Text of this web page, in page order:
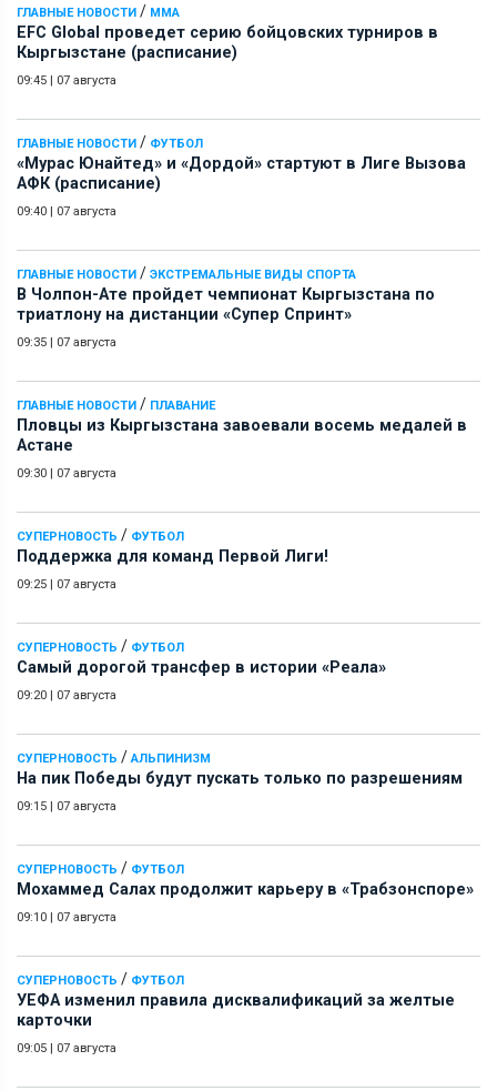
ГЛАВНЫЕ НОВОСТИ / ММА
EFC Global проведет серию бойцовских турниров в
Кыргызстане (расписание)
09:45 | 07 августа
ГЛАВНЫЕ НОВОСТИ / ФУТБОЛ
«Мурас Юнайтед» и «Дордой» стартуют в Лиге Вызова
АФК (расписание)
09:40 | 07 августа
ГЛАВНЫЕ НОВОСТИ / ЭКСТРЕМАЛЬНЫЕ ВИДЫ СПОРТА
В Чолпон-Ате пройдет чемпионат Кыргызстана по
триатлону на дистанции «Супер Спринт»
09:35 | 07 августа
ГЛАВНЫЕ НОВОСТИ / ПЛАВАНИЕ
Пловцы из Кыргызстана завоевали восемь медалей в
Астане
09:30 | 07 августа
СУПЕРНОВОСТЬ / ФУТБОЛ
Поддержка для команд Первой Лиги!
09:25 | 07 августа
СУПЕРНОВОСТЬ / ФУТБОЛ
Самый дорогой трансфер в истории «Реала»
09:20 | 07 августа
СУПЕРНОВОСТЬ / АЛЬПИНИЗМ
На пик Победы будут пускать только по разрешениям
09:15 | 07 августа
СУПЕРНОВОСТЬ / ФУТБОЛ
Мохаммед Салах продолжит карьеру в «Трабзонспоре»
09:10 | 07 августа
СУПЕРНОВОСТЬ / ФУТБОЛ
УЕФА изменил правила дисквалификаций за желтые
карточки
09:05 | 07 августа